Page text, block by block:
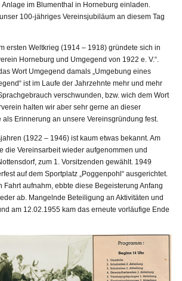
Anlage im Blumenthal in Horneburg einladen.
100-jähriges Vereinsjubiläum an diesem Tag
ersten Weltkrieg (1914 – 1918) gründete sich in
Horneburg und Umgegend von 1922 e. V.“.
Wort Umgegend damals „Umgebung eines
ist im Laufe der Jahrzehnte mehr und mehr
verschwunden, bzw. wich dem Wort
halten wir aber sehr gerne an dieser
Erinnerung an unsere Vereinsgründung fest.
(1922 – 1946) ist kaum etwas bekannt. Am
die Vereinsarbeit wieder aufgenommen und
zum 1. Vorsitzenden gewählt. 1949
auf dem Sportplatz „Poggenpohl“ ausgerichtet.
Fahrt aufnahm, ebbte diese Begeisterung Anfang
ab. Mangelnde Beteiligung an Aktivitäten und
am 12.02.1955 kam das erneute vorläufige Ende